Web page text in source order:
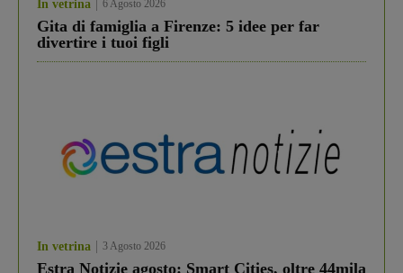
In vetrina 6 Agosto 2026
Gita di famiglia a Firenze: 5 idee per far
divertire i tuoi figli
In vetrina 3 Agosto 2026
Estra Notizie agosto: Smart Cities, oltre 44mila